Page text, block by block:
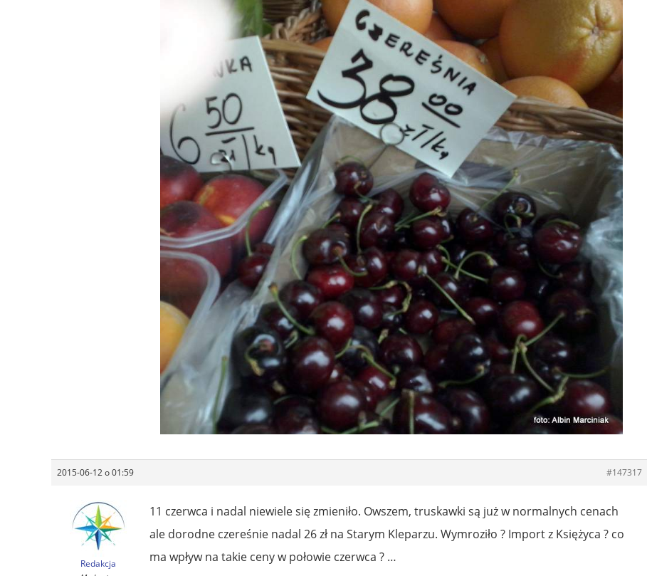
2015-06-12 o 01:59 #147317
Redakcja
11 czerwca i nadal niewiele się zmieniło. Owszem, truskawki są już w normalnych cenach
ale dorodne czereśnie nadal 26 zł na Starym Kleparzu. Wymroziło ? Import z Księżyca ? co
ma wpływ na takie ceny w połowie czerwca ? …